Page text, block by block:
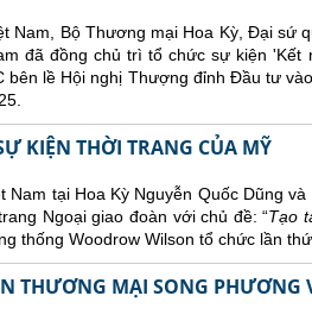
Nam, Bộ Thương mại Hoa Kỳ, Đại sứ
đã đồng chủ trì tổ chức sự kiện 'Kết
bên lề Hội nghị Thượng đỉnh Đầu tư
KIỆN THỜI TRANG CỦA MỸ
Nam tại Hoa Kỳ Nguyễn Quốc Dũng
Ngoại giao đoàn với chủ đề: “Tạo
thống Woodrow Wilson tổ chức lần
THƯƠNG MẠI SONG PHƯƠNG